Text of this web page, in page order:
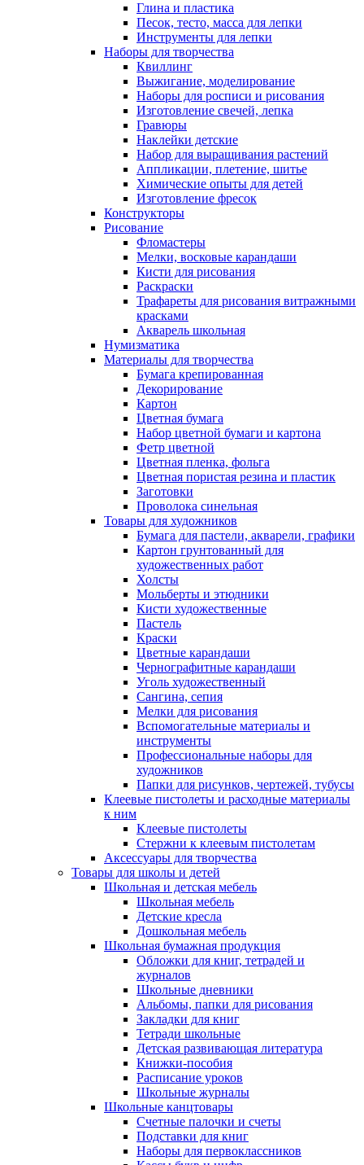
Глина и пластика
Песок, тесто, масса для лепки
Инструменты для лепки
Наборы для творчества
Квиллинг
Выжигание, моделирование
Наборы для росписи и рисования
Изготовление свечей, лепка
Гравюры
Наклейки детские
Набор для выращивания растений
Аппликации, плетение, шитье
Химические опыты для детей
Изготовление фресок
Конструкторы
Рисование
Фломастеры
Мелки, восковые карандаши
Кисти для рисования
Раскраски
Трафареты для рисования витражными
красками
Акварель школьная
Нумизматика
Материалы для творчества
Бумага крепированная
Декорирование
Картон
Цветная бумага
Набор цветной бумаги и картона
Фетр цветной
Цветная пленка, фольга
Цветная пористая резина и пластик
Заготовки
Проволока синельная
Товары для художников
Бумага для пастели, акварели, графики
Картон грунтованный для
художественных работ
Холсты
Мольберты и этюдники
Кисти художественные
Пастель
Краски
Цветные карандаши
Чернографитные карандаши
Уголь художественный
Сангина, сепия
Мелки для рисования
Вспомогательные материалы и
инструменты
Профессиональные наборы для
художников
Папки для рисунков, чертежей, тубусы
Клеевые пистолеты и расходные материалы
к ним
Клеевые пистолеты
Стержни к клеевым пистолетам
Аксессуары для творчества
Товары для школы и детей
Школьная и детская мебель
Школьная мебель
Детские кресла
Дошкольная мебель
Школьная бумажная продукция
Обложки для книг, тетрадей и
журналов
Школьные дневники
Альбомы, папки для рисования
Закладки для книг
Тетради школьные
Детская развивающая литература
Книжки-пособия
Расписание уроков
Школьные журналы
Школьные канцтовары
Счетные палочки и счеты
Подставки для книг
Наборы для первоклассников